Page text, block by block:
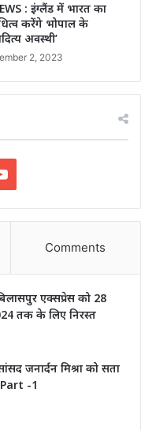
: इंग्लैंड में भारत का
करेंगे भोपाल के
अवस्थी’
2, 2023
YouTube
Comments
एक्सप्रेस को 28
तक के लिए निरस्त
जनार्दन मिश्रा को सता
Part -1